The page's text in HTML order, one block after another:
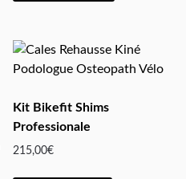
Kit Bikefit Shims
Professionale
215,00€